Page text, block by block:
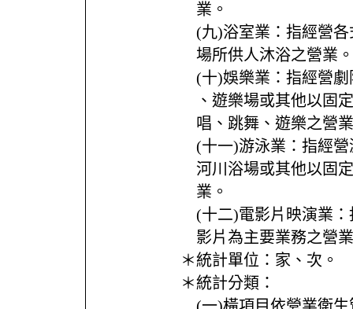
業。
(九)浴室業：指經營
場所供人沐浴之營業。
(十)娛樂業：指經營
、遊樂場或其他以固
唱、跳舞、遊樂之營
(十一)游泳業：指經
河川浴場或其他以固
業。
(十二)電影片映演業
影片為主要業務之營
＊統計單位： 家、次。
＊統計分類：